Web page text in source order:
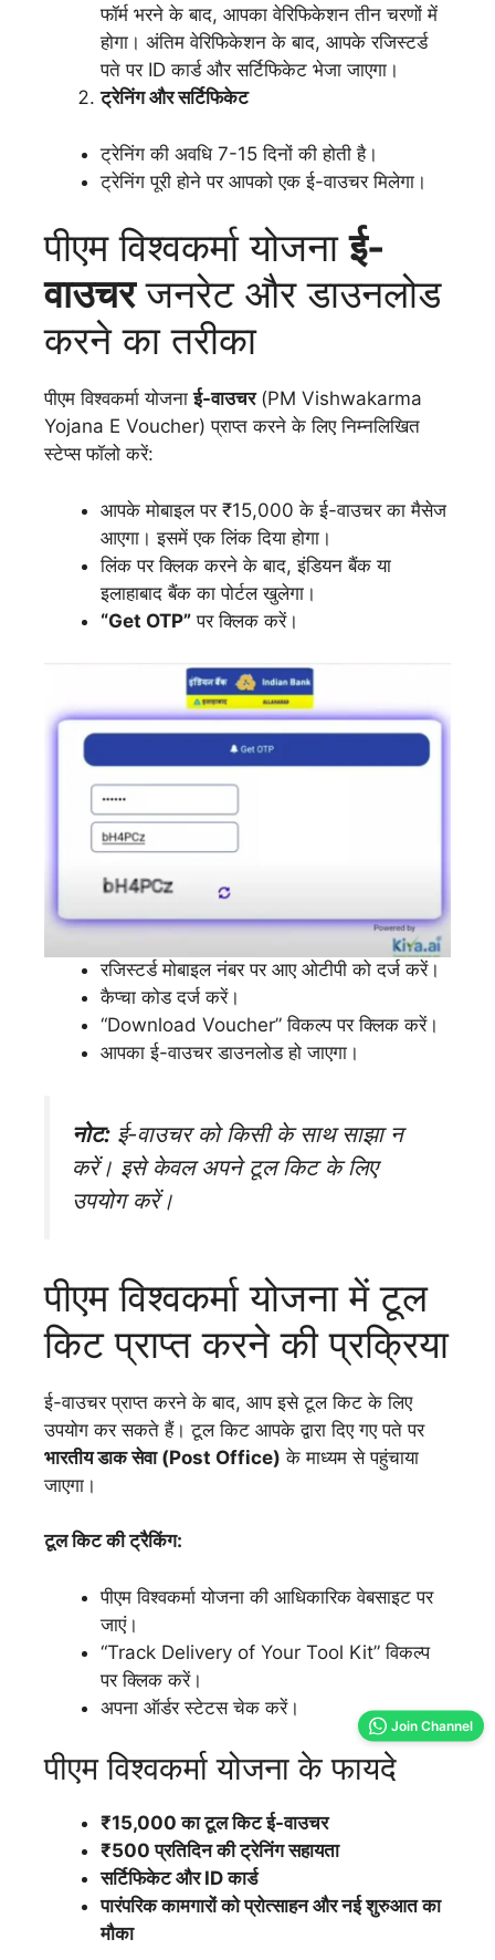
फॉर्म भरने के बाद, आपका वेरिफिकेशन तीन चरणों में
होगा। अंतिम वेरिफिकेशन के बाद, आपके रजिस्टर्ड
पते पर ID कार्ड और सर्टिफिकेट भेजा जाएगा।
ट्रेनिंग और सर्टिफिकेट
ट्रेनिंग की अवधि 7-15 दिनों की होती है।
ट्रेनिंग पूरी होने पर आपको एक ई-वाउचर मिलेगा।
पीएम विश्वकर्मा योजनाई-
वाउचरजनरेट और डाउनलोड
करने का तरीका
पीएम विश्वकर्मा योजनाई-वाउचर(PM Vishwakarma
Yojana E Voucher) प्राप्त करने के लिए निम्नलिखित
स्टेप्स फॉलो करें:
आपके मोबाइल पर ₹15,000 के ई-वाउचर का मैसेज
आएगा। इसमें एक लिंक दिया होगा।
लिंक पर क्लिक करने के बाद, इंडियन बैंक या
इलाहाबाद बैंक का पोर्टल खुलेगा।
“Get OTP” पर क्लिक करें।
रजिस्टर्ड मोबाइल नंबर पर आए ओटीपी को दर्ज करें।
कैप्चा कोड दर्ज करें।
“Download Voucher” विकल्प पर क्लिक करें।
आपका ई-वाउचर डाउनलोड हो जाएगा।
नोट: ई-वाउचर को किसी के साथ साझा न
करें। इसे केवल अपने टूल किट के लिए
उपयोग करें।
पीएम विश्वकर्मा योजना में टूल
किट प्राप्त करने की प्रक्रिया
ई-वाउचर प्राप्त करने के बाद, आप इसे टूल किट के लिए
उपयोग कर सकते हैं। टूल किट आपके द्वारा दिए गए पते पर
भारतीय डाक सेवा (Post Office) के माध्यम से पहुंचाया
जाएगा।
टूल किट की ट्रैकिंग:
पीएम विश्वकर्मा योजना की आधिकारिक वेबसाइट पर
जाएं।
“Track Delivery of Your Tool Kit” विकल्प
पर क्लिक करें।
अपना ऑर्डर स्टेटस चेक करें।
पीएम विश्वकर्मा योजना के फायदे
₹15,000 का टूल किट ई-वाउचर
₹500 प्रतिदिन की ट्रेनिंग सहायता
सर्टिफिकेट और ID कार्ड
पारंपरिक कामगारों को प्रोत्साहन और नई शुरुआत का
मौका
Join Channel